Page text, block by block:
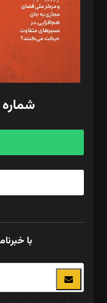
طراح یونیفرم: مجید توکلی
فیلمبرداری و عکاسی:
گرافیک و صفحه‌آرایی:
مد‌یر توسعه تجاری: کامبیز
امور مالی: شاپور رهبری،
آگهی و مشترکین: ۰۹۱۹۹۹۹۰۴۵۴
شماره ۱۴۷ - مرداد ۱۴۰۵
با